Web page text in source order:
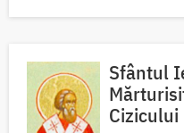
Sfântul
Cizicului